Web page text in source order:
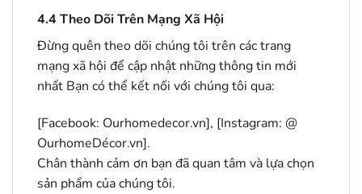
4.4Theo Dõi Trên Mạng Xã Hội
Đừng quên theo dõi chúng tôi trên các trang
mạng xã hội để cập nhật những thông tin mới
nhất Bạn có thể kết nối với chúng tôi qua:
[Facebook: Ourhomedecor.vn], [Instagram: @
OurhomeDécor.vn].
Chân thành cảm ơn bạn đã quan tâm và lựa chọn
sản phẩm của chúng tôi.